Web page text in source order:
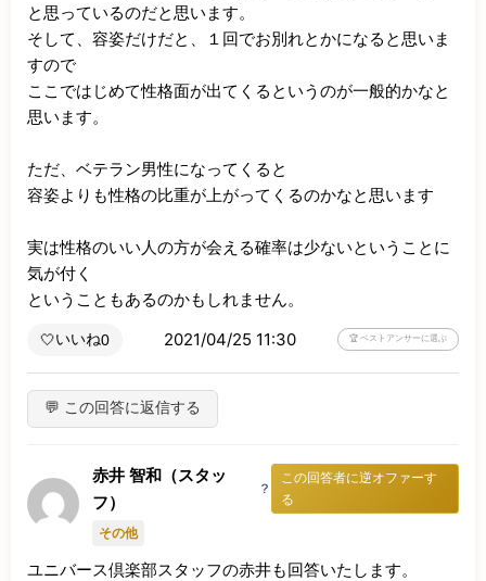
と思っているのだと思います。
そして、容姿だけだと、１回でお別れとかになると思いま
すので
ここではじめて性格面が出てくるというのが一般的かなと
思います。
ただ、ベテラン男性になってくると
容姿よりも性格の比重が上がってくるのかなと思います
実は性格のいい人の方が会える確率は少ないということに
気が付く
ということもあるのかもしれません。
🤍いいね0 2021/04/25 11:30 🏆 ベストアンサーに選ぶ
💬 この回答に返信する
赤井 智和（スタッ
フ）
？
この回答者に逆オファーす
る
その他
ユニバース倶楽部スタッフの赤井も回答いたします。